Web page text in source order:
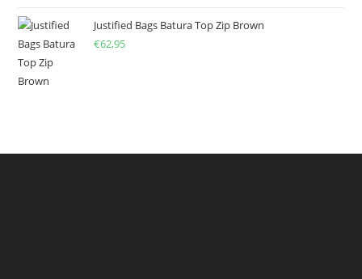
Justified Bags Batura Top Zip Brown
€62,95